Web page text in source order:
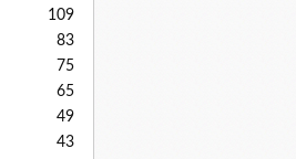
109
83
75
65
49
43